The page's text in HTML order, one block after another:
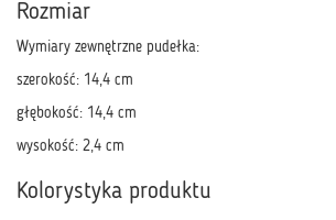
Rozmiar
Wymiary zewnętrzne pudełka:
szerokość: 14,4 cm
głębokość: 14,4 cm
wysokość: 2,4 cm
Kolorystyka produktu